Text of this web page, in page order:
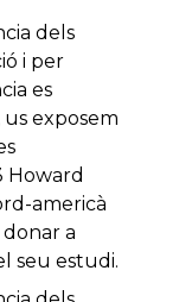
dels
i per
es
exposem
Howard
americà
a
seu estudi.